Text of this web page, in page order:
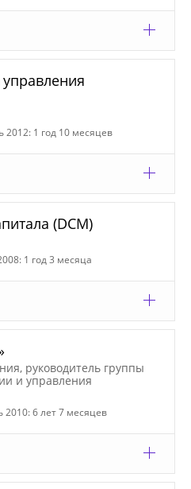
2012: 1 год 10 месяцев
(DCM)
1 год 3 месяца
руководитель группы
и управления
2010: 6 лет 7 месяцев